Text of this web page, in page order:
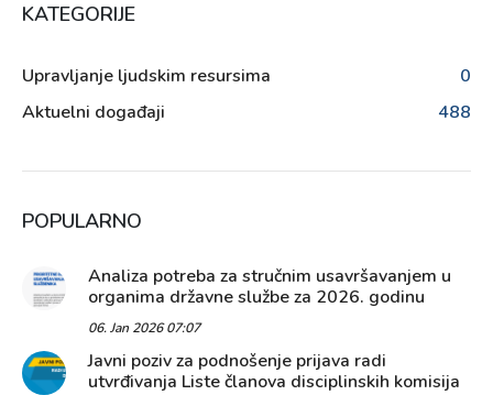
KATEGORIJE
Upravljanje ljudskim resursima
0
Aktuelni događaji
488
POPULARNO
Analiza potreba za stručnim usavršavanjem u
organima državne službe za 2026. godinu
06. Jan 2026 07:07
Javni poziv za podnošenje prijava radi
utvrđivanja Liste članova disciplinskih komisija